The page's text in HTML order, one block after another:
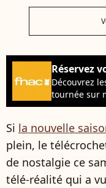
Réservez
Découvrez
tournée sur
Si la nouvelle
plein, le
de nostalgie ce
télé-réalité qui a